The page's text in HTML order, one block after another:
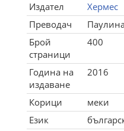
Издател
Хермес
Преводач
Брой
страници
400
Година на
издаване
2016
Корици
меки
Език